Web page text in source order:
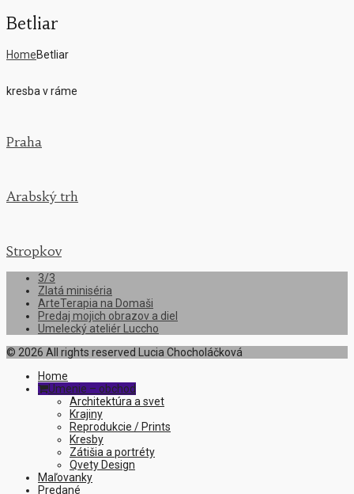
Betliar
HomeBetliar
kresba v ráme
Praha
Arabský trh
Stropkov
3/3
Zlatá miniséria
ArteTerapia na Domaši
Predaj mojich obrazov a diel
Umelecký ateliér Luccho
© 2026 All rights reserved Lucia Chocholáčková
Home
Umenie – obchod
Architektúra a svet
Krajiny
Reprodukcie / Prints
Kresby
Zátišia a portréty
Qvety Design
Maľovanky
Predané